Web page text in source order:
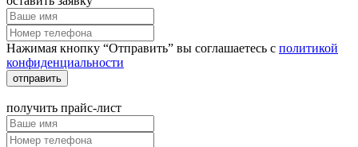
Нажимая кнопку “Отправить” вы соглашаетесь с политикой
конфиденциальности
отправить
получить прайс-лист